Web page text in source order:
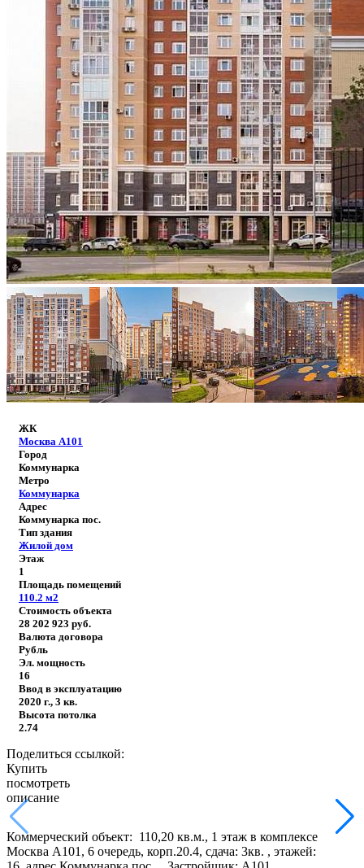
ЖК
Москва А101
Город
Коммунарка
Метро
Коммунарка
Адрес
Коммунарка пос.
Тип здания
Жилой дом
Этаж
1
Площадь помещений
110.2 м2
Стоимость объекта
28 202 923 руб.
Валюта договора
Рубль
Эл. мощность
16
Ввод в эксплуатацию
2020 г., 3 кв.
Высота потолка
2.74
Поделиться ссылкой:
Купить
посмотреть
описание
Коммерческий объект: 110,20 кв.м., 1 этаж в комплексе
Москва А101, 6 очередь, корп.20.4, сдача: 3кв. , этажей: